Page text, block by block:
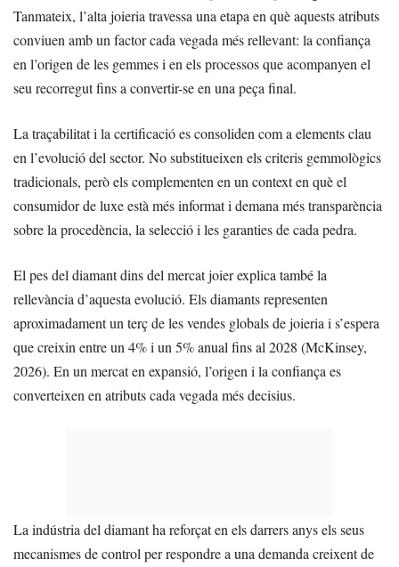
Tanmateix, l’alta joieria travessa una etapa en què aquests atributs
conviuen amb un factor cada vegada més rellevant: la confiança
en l’origen de les gemmes i en els processos que acompanyen el
seu recorregut fins a convertir-se en una peça final.
La traçabilitat i la certificació es consoliden com a elements clau
en l’evolució del sector. No substitueixen els criteris gemmològics
tradicionals, però els complementen en un context en què el
consumidor de luxe està més informat i demana més transparència
sobre la procedència, la selecció i les garanties de cada pedra.
El pes del diamant dins del mercat joier explica també la
rellevància d’aquesta evolució. Els diamants representen
aproximadament un terç de les vendes globals de joieria i s’espera
que creixin entre un 4% i un 5% anual fins al 2028 (McKinsey,
2026). En un mercat en expansió, l’origen i la confiança es
converteixen en atributs cada vegada més decisius.
La indústria del diamant ha reforçat en els darrers anys els seus
mecanismes de control per respondre a una demanda creixent de